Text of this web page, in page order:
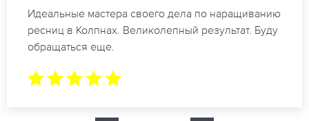
Спасибо огромное. Заказывала наращивание
ресниц в Колпнах для мероприятия. За 2 часа все
было готово.